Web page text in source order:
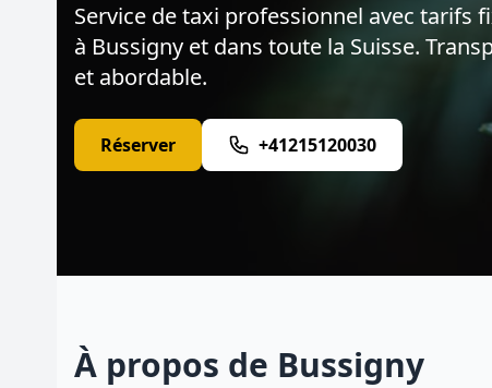
Service de taxi professionnel avec tarifs
à Bussigny et dans toute la Suisse.
et abordable.
Réserver +41215120030
À propos de Bussigny